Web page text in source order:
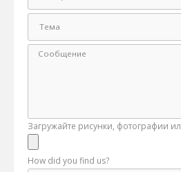
Загружайте рисунки, фотографии
How did you find us?